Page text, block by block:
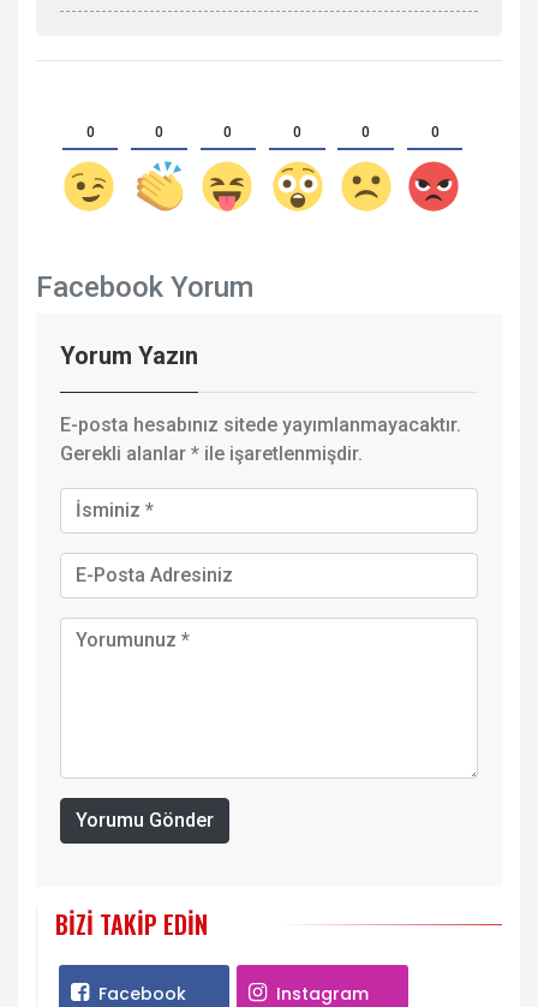
0 0 0 0 0 0
Facebook Yorum
Yorum Yazın
E-posta hesabınız sitede yayımlanmayacaktır.
Gerekli alanlar * ile işaretlenmişdir.
Yorumu Gönder
BIZI TAKIP EDIN
Facebook Instagram